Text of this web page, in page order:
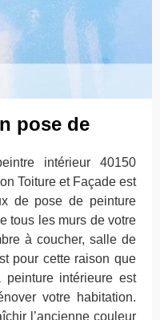
pose de
intérieur 40150
Toiture et Façade est
de pose de peinture
tous les murs de votre
à coucher, salle de
pour cette raison que
intérieure est
votre habitation.
l’ancienne couleur